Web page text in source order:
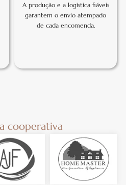
A produção e a logística fiáveis
garantem o envio atempado
de cada encomenda.
cooperativa